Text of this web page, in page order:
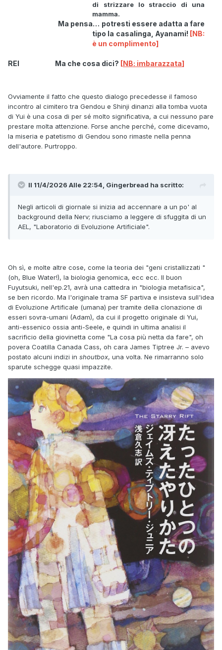
di strizzare lo straccio di una
mamma.
Ma pensa… potresti essere adatta a fare
tipo la casalinga, Ayanami! [NB:
è un complimento]
REI Ma che cosa dici? [NB: imbarazzata]
Ovviamente il fatto che questo dialogo precedesse il famoso
incontro al cimitero tra Gendou e Shinji dinanzi alla tomba vuota
di Yui è una cosa di per sé molto significativa, a cui nessuno pare
prestare molta attenzione. Forse anche perché, come dicevamo,
la miseria e patetismo di Gendou sono rimaste nella penna
dell'autore. Purtroppo.
Il 11/4/2026 Alle 22:54, Gingerbread ha scritto:
Negli articoli di giornale si inizia ad accennare a un po' al
background della Nerv; riusciamo a leggere di sfuggita di un
AEL, "Laboratorio di Evoluzione Artificiale".
Oh sì, e molte altre cose, come la teoria dei "geni cristallizzati "
(oh, Blue Water!), la biologia genomica, ecc ecc. Il buon
Fuyutsuki, nell'ep.21, avrà una cattedra in "biologia metafisica",
se ben ricordo. Ma l'originale trama SF partiva e insisteva sull'idea
di Evoluzione Artificale (umana) per tramite della clonazione di
esseri sovra-umani (Adam), da cui il progetto originale di Yui,
anti-essenico ossia anti-Seele, e quindi in ultima analisi il
sacrificio della giovinetta come "La cosa più netta da fare", oh
povera Coatilla Canada Cass, oh cara James Tiptree Jr. – avevo
postato alcuni indizi in shoutbox, una volta. Ne rimarranno solo
sparute schegge quasi impazzite.